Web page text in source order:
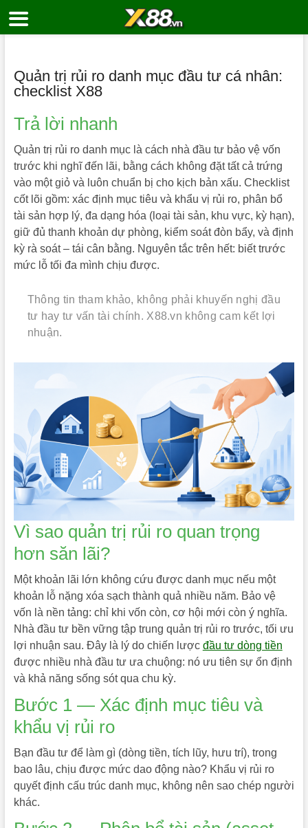
content
Quản trị rủi ro danh mục đầu tư cá nhân:
checklist X88
Trả lời nhanh
Quản trị rủi ro danh mục là cách nhà đầu tư bảo vệ vốn
trước khi nghĩ đến lãi, bằng cách không đặt tất cả trứng
vào một giỏ và luôn chuẩn bị cho kịch bản xấu. Checklist
cốt lõi gồm: xác định mục tiêu và khẩu vị rủi ro, phân bổ
tài sản hợp lý, đa dạng hóa (loại tài sản, khu vực, kỳ hạn),
giữ đủ thanh khoản dự phòng, kiểm soát đòn bẩy, và định
kỳ rà soát – tái cân bằng. Nguyên tắc trên hết: biết trước
mức lỗ tối đa mình chịu được.
Thông tin tham khảo, không phải khuyến nghị đầu
tư hay tư vấn tài chính. X88.vn không cam kết lợi
nhuận.
Vì sao quản trị rủi ro quan trọng
hơn săn lãi?
Một khoản lãi lớn không cứu được danh mục nếu một
khoản lỗ nặng xóa sạch thành quả nhiều năm. Bảo vệ
vốn là nền tảng: chỉ khi vốn còn, cơ hội mới còn ý nghĩa.
Nhà đầu tư bền vững tập trung quản trị rủi ro trước, tối ưu
lợi nhuận sau. Đây là lý do chiến lược đầu tư dòng tiền
được nhiều nhà đầu tư ưa chuộng: nó ưu tiên sự ổn định
và khả năng sống sót qua chu kỳ.
Bước 1 — Xác định mục tiêu và
khẩu vị rủi ro
Bạn đầu tư để làm gì (dòng tiền, tích lũy, hưu trí), trong
bao lâu, chịu được mức dao động nào? Khẩu vị rủi ro
quyết định cấu trúc danh mục, không nên sao chép người
khác.